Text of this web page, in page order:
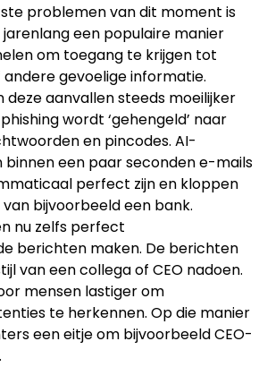
problemen van dit moment is
jarenlang een populaire manier
om toegang te krijgen tot
gevoelige informatie.
deze aanvallen steeds moeilijker
wordt ‘gehengeld’ naar
en pincodes. AI-
binnen een paar seconden e-mails
perfect zijn en kloppen
bijvoorbeeld een bank.
nu zelfs perfect
berichten maken. De berichten
van een collega of CEO nadoen.
mensen lastiger om
te herkennen. Op die manier
een eitje om bijvoorbeeld CEO-